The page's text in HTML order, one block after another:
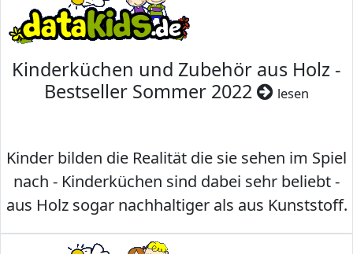
Kinderküchen und Zubehör aus Holz -
Bestseller Sommer 2022
lesen
Kinder bilden die Realität die sie sehen im Spiel
nach - Kinderküchen sind dabei sehr beliebt -
aus Holz sogar nachhaltiger als aus Kunststoff.